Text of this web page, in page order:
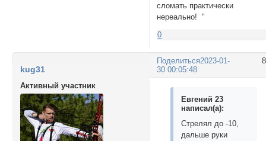
сломать практически
нереально! "
0
Поделиться2023-01-
30 00:05:48
kug31
Активный участник
Евгений 23
написал(а):
Стрелял до -10,
дальше руки